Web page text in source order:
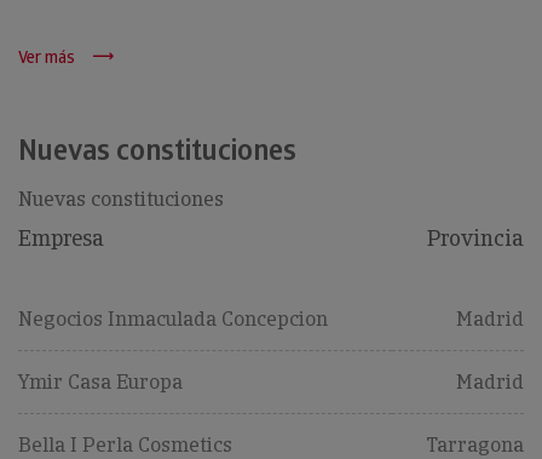
Ver más
Nuevas constituciones
Nuevas constituciones
Empresa Provincia
Negocios Inmaculada Concepcion Madrid
Ymir Casa Europa Madrid
Bella I Perla Cosmetics Tarragona